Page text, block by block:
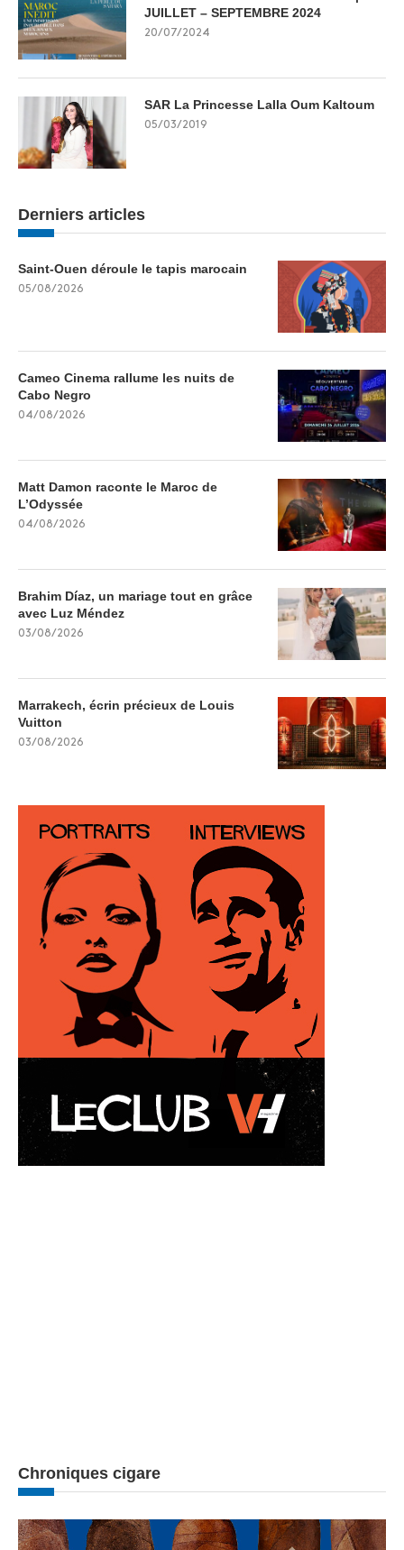
JUILLET – SEPTEMBRE 2024
20/07/2024
SAR La Princesse Lalla Oum Kaltoum
05/03/2019
Derniers articles
Saint-Ouen déroule le tapis marocain
05/08/2026
Cameo Cinema rallume les nuits de
Cabo Negro
04/08/2026
Matt Damon raconte le Maroc de
L’Odyssée
04/08/2026
Brahim Díaz, un mariage tout en grâce
avec Luz Méndez
03/08/2026
Marrakech, écrin précieux de Louis
Vuitton
03/08/2026
Chroniques cigare